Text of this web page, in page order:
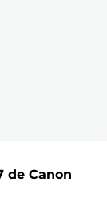
de Canon